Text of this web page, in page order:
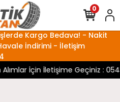
Kargo Bedava! - Nakit
İndirimi - İletişim
İçin İletişime Geçiniz :
0